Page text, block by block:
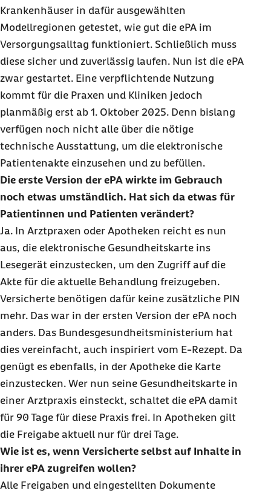
Krankenhäuser in dafür ausgewählten
Modellregionen getestet, wie gut die ePA im
Versorgungsalltag funktioniert. Schließlich muss
diese sicher und zuverlässig laufen. Nun ist die ePA
zwar gestartet. Eine verpflichtende Nutzung
kommt für die Praxen und Kliniken jedoch
planmäßig erst ab 1. Oktober 2025. Denn bislang
verfügen noch nicht alle über die nötige
technische Ausstattung, um die elektronische
Patientenakte einzusehen und zu befüllen.
Die erste Version der ePA wirkte im Gebrauch
noch etwas umständlich. Hat sich da etwas für
Patientinnen und Patienten verändert?
Ja. In Arztpraxen oder Apotheken reicht es nun
aus, die elektronische Gesundheitskarte ins
Lesegerät einzustecken, um den Zugriff auf die
Akte für die aktuelle Behandlung freizugeben.
Versicherte benötigen dafür keine zusätzliche PIN
mehr. Das war in der ersten Version der ePA noch
anders. Das Bundesgesundheitsministerium hat
dies vereinfacht, auch inspiriert vom E-Rezept. Da
genügt es ebenfalls, in der Apotheke die Karte
einzustecken. Wer nun seine Gesundheitskarte in
einer Arztpraxis einsteckt, schaltet die ePA damit
für 90 Tage für diese Praxis frei. In Apotheken gilt
die Freigabe aktuell nur für drei Tage.
Wie ist es, wenn Versicherte selbst auf Inhalte in
ihrer ePA zugreifen wollen?
Alle Freigaben und eingestellten Dokumente